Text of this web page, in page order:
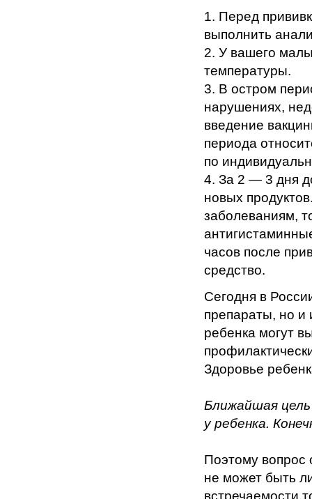
1. Перед
выполнить
2. У вашего
температуры.
3. В остром
нарушениях,
введение
периода
по
4. За 2 — 3 дня
новых
заболеваниям,
часов после
средство.
Сегодня в
препараты, но и
ребенка могут
Здоровье
Ближайшая
у ребенка.
Поэтому вопрос
не может быть
встречаемости